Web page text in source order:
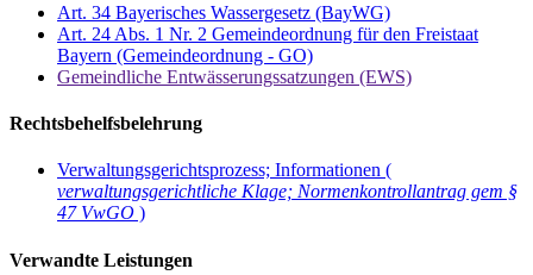
Art. 34 Bayerisches Wassergesetz (BayWG)
Art. 24 Abs. 1 Nr. 2 Gemeindeordnung für den Freistaat
Bayern (Gemeindeordnung - GO)
Gemeindliche Entwässerungssatzungen (EWS)
Rechtsbehelfsbelehrung
Verwaltungsgerichtsprozess; Informationen (
verwaltungsgerichtliche Klage; Normenkontrollantrag gem §
47 VwGO )
Verwandte Leistungen